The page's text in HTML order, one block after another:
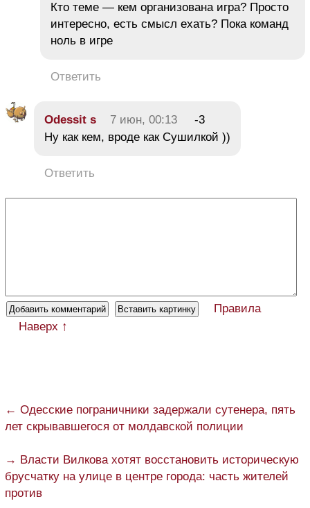
Кто теме — кем организована игра? Просто
интересно, есть смысл ехать? Пока команд
ноль в игре
Ответить
Odessit s 7 июн, 00:13
-3
Ну как кем, вроде как Сушилкой ))
Ответить
Правила
Наверх ↑
← Одесские пограничники задержали сутенера, пять
лет скрывавшегося от молдавской полиции
→ Власти Вилкова хотят восстановить историческую
брусчатку на улице в центре города: часть жителей
против